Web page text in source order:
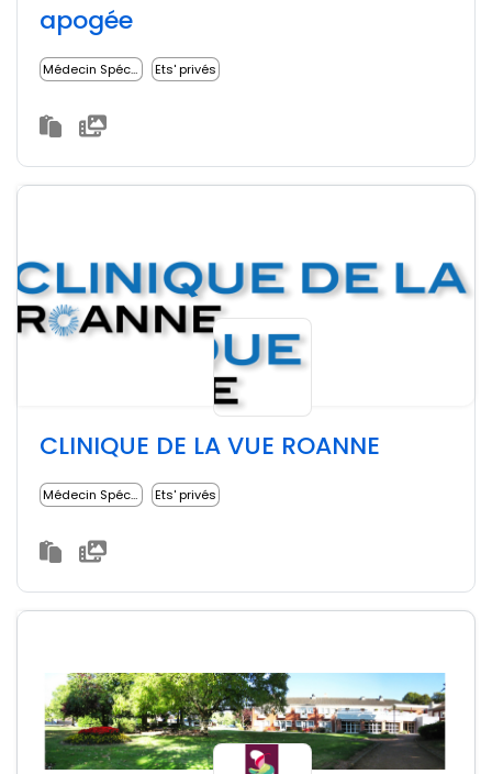
apogée
Médecin Spécialiste Ets' privés
CLINIQUE DE LA VUE ROANNE
Médecin Spécialiste Ets' privés